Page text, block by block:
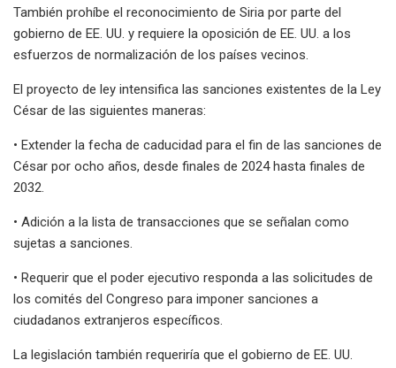
También prohíbe el reconocimiento de Siria por parte del
gobierno de EE. UU. y requiere la oposición de EE. UU. a los
esfuerzos de normalización de los países vecinos.
El proyecto de ley intensifica las sanciones existentes de la Ley
César de las siguientes maneras:
• Extender la fecha de caducidad para el fin de las sanciones de
César por ocho años, desde finales de 2024 hasta finales de
2032.
• Adición a la lista de transacciones que se señalan como
sujetas a sanciones.
• Requerir que el poder ejecutivo responda a las solicitudes de
los comités del Congreso para imponer sanciones a
ciudadanos extranjeros específicos.
La legislación también requeriría que el gobierno de EE. UU.